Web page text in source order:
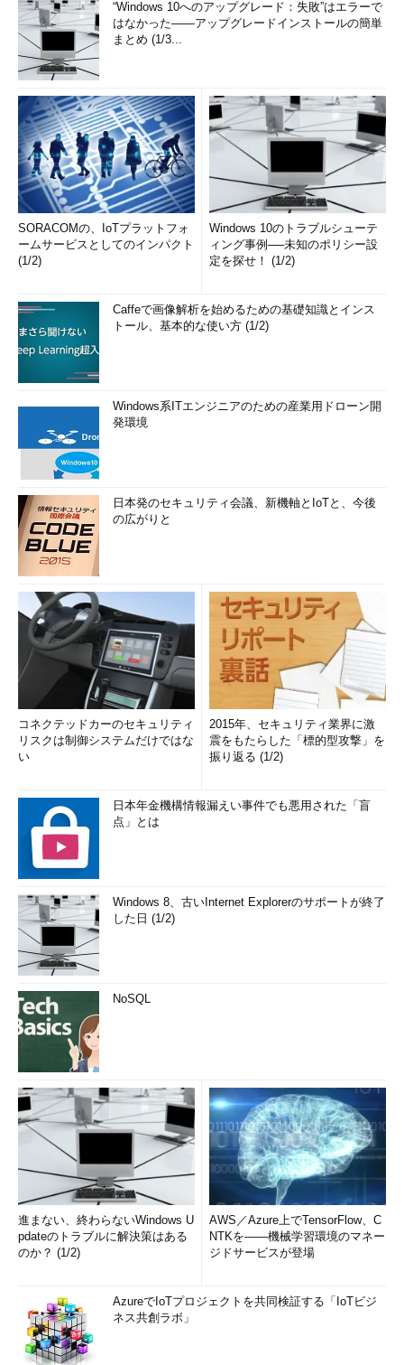
“Windows 10へのアップグレード：失敗”はエラーで
はなかった――アップグレードインストールの簡単
まとめ (1/3...
SORACOMの、IoTプラットフォ
ームサービスとしてのインパクト
(1/2)
Windows 10のトラブルシューテ
ィング事例──未知のポリシー設
定を探せ！ (1/2)
Caffeで画像解析を始めるための基礎知識とインス
トール、基本的な使い方 (1/2)
Windows系ITエンジニアのための産業用ドローン開
発環境
日本発のセキュリティ会議、新機軸とIoTと、今後
の広がりと
コネクテッドカーのセキュリティ
リスクは制御システムだけではな
い
2015年、セキュリティ業界に激
震をもたらした「標的型攻撃」を
振り返る (1/2)
日本年金機構情報漏えい事件でも悪用された「盲
点」とは
Windows 8、古いInternet Explorerのサポートが終了
した日 (1/2)
NoSQL
進まない、終わらないWindows U
pdateのトラブルに解決策はある
のか？ (1/2)
AWS／Azure上でTensorFlow、C
NTKを――機械学習環境のマネー
ジドサービスが登場
AzureでIoTプロジェクトを共同検証する「IoTビジ
ネス共創ラボ」